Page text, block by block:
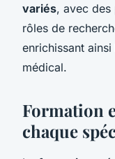
variés, avec des
rôles de
enrichissant
médical.
Formation
chaque